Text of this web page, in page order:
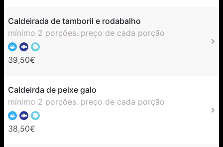
Caldeirada de tamboril e rodabalho
mínimo 2 porções. preço de cada porção
39,50€
Caldeirda de peixe galo
mínimo 2 porções. preço de cada porção
38,50€